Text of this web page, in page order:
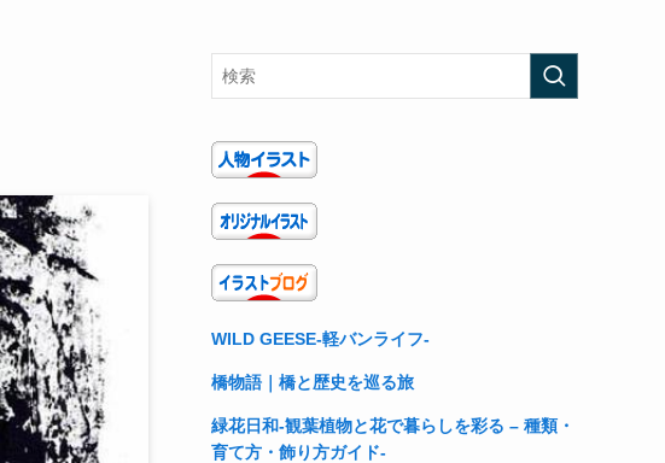
WILD GEESE-軽バンライフ-
橋物語｜橋と歴史を巡る旅
緑花日和-観葉植物と花で暮らしを彩る – 種類・
育て方・飾り方ガイド-